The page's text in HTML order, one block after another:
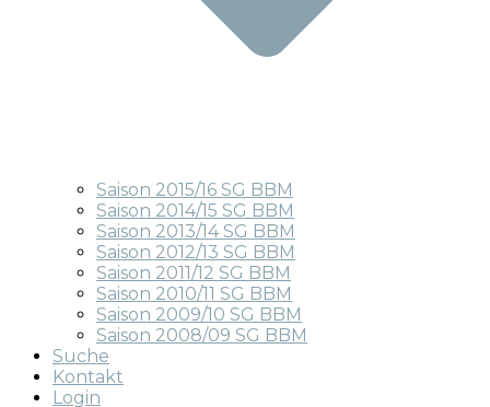
Saison 2015/16 SG BBM
Saison 2014/15 SG BBM
Saison 2013/14 SG BBM
Saison 2012/13 SG BBM
Saison 2011/12 SG BBM
Saison 2010/11 SG BBM
Saison 2009/10 SG BBM
Saison 2008/09 SG BBM
Suche
Kontakt
Login